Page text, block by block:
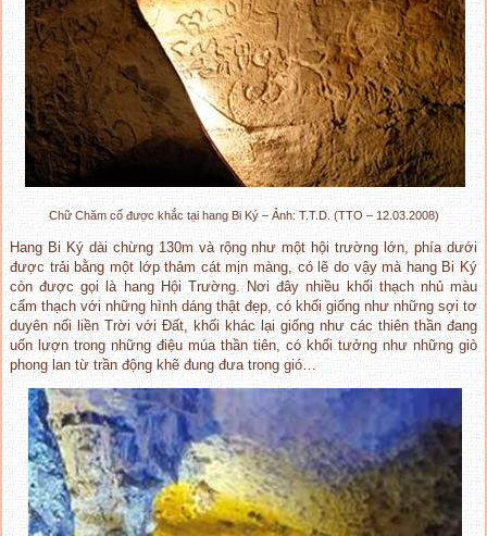
Chữ Chăm cổ được khắc tại hang Bi Ký – Ảnh: T.T.D. (TTO – 12.03.2008)
Hang Bi Ký dài chừng 130m và rộng như một hội trường lớn, phía dưới
được trải bằng một lớp thảm cát mịn màng, có lẽ do vậy mà hang Bi Ký
còn được gọi là hang Hội Trường. Nơi đây nhiều khối thạch nhủ màu
cẩm thạch với những hình dáng thật đẹp, có khối giống như những sợi tơ
duyên nối liền Trời với Đất, khối khác lại giống như các thiên thần đang
uốn lượn trong những điệu múa thần tiên, có khối tưởng như những giò
phong lan từ trần động khẽ đung đưa trong gió…